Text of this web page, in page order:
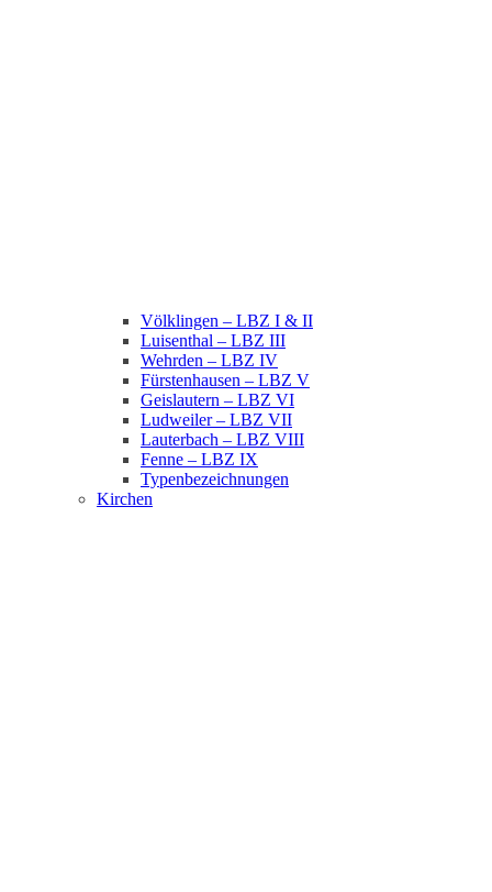
Völklingen – LBZ I & II
Luisenthal – LBZ III
Wehrden – LBZ IV
Fürstenhausen – LBZ V
Geislautern – LBZ VI
Ludweiler – LBZ VII
Lauterbach – LBZ VIII
Fenne – LBZ IX
Typenbezeichnungen
Kirchen